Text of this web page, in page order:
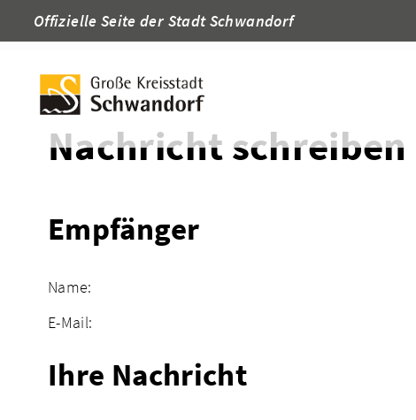
Offizielle Seite der Stadt Schwandorf
Startseite Adressen
Nachricht schreiben
Empfänger
Name:
E-Mail:
Ihre Nachricht